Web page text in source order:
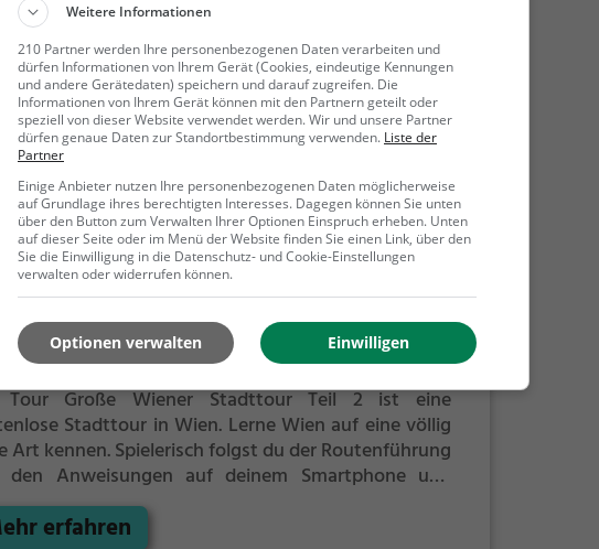
Wohnung im dritten Bezirk, in der Nähe des
wird der leblose Körper von
Ingold, Betriebswirtschafts-Studentin,
Die Tote liegt in einer Blutlache, am Kopf hat
eine Platzwunde. Alles deutet auf einen Mord hin.
hat eine Nachbarin ausgesagt, dass Magdalena
Tatabend um circa 20 Uhr im Treppenhaus eine
laut beschimpft hat.
Mehr erfahren
Wiener Stadttour Teil 2
2, 1010 Wien
Tour Große Wiener Stadttour Teil 2 ist eine
Stadttour in Wien. Lerne Wien auf eine völlig
Art kennen.Spielerisch folgst du der Routenführung
den Anweisungen auf deinem Smartphone und
viele spannende Ecken von Wien kennen.
erfahren
Weitere Informationen
210 Partner werden Ihre personenbezogenen Daten verarbeiten und
dürfen Informationen von Ihrem Gerät (Cookies, eindeutige Kennungen
und andere Gerätedaten) speichern und darauf zugreifen. Die
Informationen von Ihrem Gerät können mit den Partnern geteilt oder
speziell von dieser Website verwendet werden. Wir und unsere Partner
dürfen genaue Daten zur Standortbestimmung verwenden. Liste der
Partner
Einige Anbieter nutzen Ihre personenbezogenen Daten möglicherweise
auf Grundlage ihres berechtigten Interesses. Dagegen können Sie unten
über den Button zum Verwalten Ihrer Optionen Einspruch erheben. Unten
auf dieser Seite oder im Menü der Website finden Sie einen Link, über den
Sie die Einwilligung in die Datenschutz- und Cookie-Einstellungen
verwalten oder widerrufen können.
Einwilligen
Optionen verwalten